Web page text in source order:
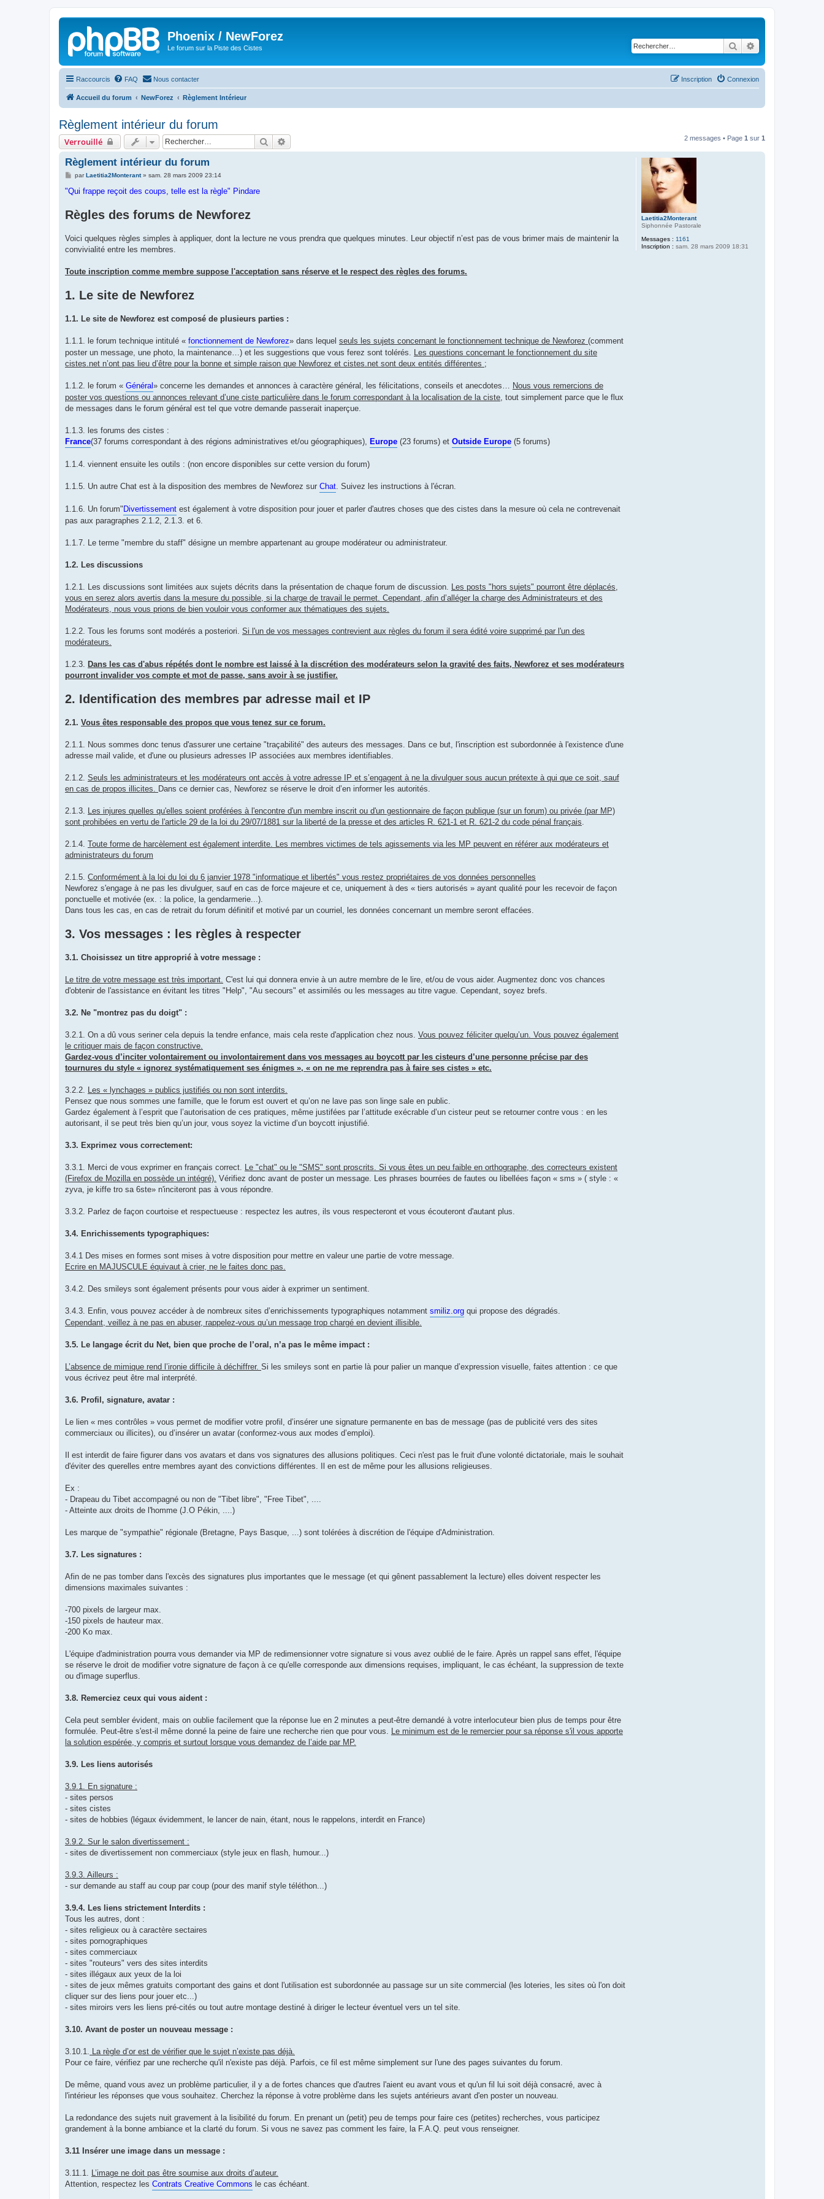
Phoenix / NewForez
Le forum sur la Piste des Cistes Rechercher
Raccourcis FAQ Nous contacter Connexion
Inscription
Accueil du forum NewForez Règlement Intérieur
Règlement intérieur du forum
Verrouillé Rechercher 2 messages • Page 1 sur 1
Laetitia2Monterant
Siphonnée Pastorale
Messages : 1161
Inscription : sam. 28 mars 2009 18:31
Règlement intérieur du forum
M
s
s
g
e
parLaetitia2Monterant» sam. 28 mars 2009 23:14
"Qui frappe reçoit des coups, telle est la règle" Pindare
Règles des forums de Newforez
Voici quelques règles simples à appliquer, dont la lecture ne vous prendra que quelques minutes. Leur objectif n’est pas de vous brimer mais de maintenir la
convivialité entre les membres.
Toute inscription comme membre suppose l'acceptation sans réserve et le respect des règles des forums.
1. Le site de Newforez
1.1. Le site de Newforez est composé de plusieurs parties :
1.1.1. le forum technique intitulé « fonctionnement de Newforez» dans lequel seuls les sujets concernant le fonctionnement technique de Newforez (comment
poster un message, une photo, la maintenance…) et les suggestions que vous ferez sont tolérés. Les questions concernant le fonctionnement du site
cistes.net n’ont pas lieu d’être pour la bonne et simple raison que Newforez et cistes.net sont deux entités différentes ;
1.1.2. le forum « Général» concerne les demandes et annonces à caractère général, les félicitations, conseils et anecdotes… Nous vous remercions de
poster vos questions ou annonces relevant d’une ciste particulière dans le forum correspondant à la localisation de la ciste , tout simplement parce que le flux
de messages dans le forum général est tel que votre demande passerait inaperçue.
1.1.3. les forums des cistes :
France(37 forums correspondant à des régions administratives et/ou géographiques), Europe (23 forums) et Outside Europe (5 forums)
1.1.4. viennent ensuite les outils : (non encore disponibles sur cette version du forum)
1.1.5. Un autre Chat est à la disposition des membres de Newforez sur Chat . Suivez les instructions à l'écran.
1.1.6. Un forum"Divertissement est également à votre disposition pour jouer et parler d'autres choses que des cistes dans la mesure où cela ne contrevenait
pas aux paragraphes 2.1.2, 2.1.3. et 6.
1.1.7. Le terme "membre du staff" désigne un membre appartenant au groupe modérateur ou administrateur.
1.2. Les discussions
1.2.1. Les discussions sont limitées aux sujets décrits dans la présentation de chaque forum de discussion. Les posts "hors sujets" pourront être déplacés,
vous en serez alors avertis dans la mesure du possible, si la charge de travail le permet. Cependant, afin d’alléger la charge des Administrateurs et des
Modérateurs, nous vous prions de bien vouloir vous conformer aux thématiques des sujets.
1.2.2. Tous les forums sont modérés a posteriori. Si l'un de vos messages contrevient aux règles du forum il sera édité voire supprimé par l'un des
modérateurs.
1.2.3. Dans les cas d'abus répétés dont le nombre est laissé à la discrétion des modérateurs selon la gravité des faits, Newforez et ses modérateurs
pourront invalider vos compte et mot de passe, sans avoir à se justifier.
2. Identification des membres par adresse mail et IP
2.1. Vous êtes responsable des propos que vous tenez sur ce forum.
2.1.1. Nous sommes donc tenus d'assurer une certaine "traçabilité" des auteurs des messages. Dans ce but, l'inscription est subordonnée à l'existence d'une
adresse mail valide, et d'une ou plusieurs adresses IP associées aux membres identifiables.
2.1.2. Seuls les administrateurs et les modérateurs ont accès à votre adresse IP et s’engagent à ne la divulguer sous aucun prétexte à qui que ce soit, sauf
en cas de propos illicites. Dans ce dernier cas, Newforez se réserve le droit d’en informer les autorités.
2.1.3. Les injures quelles qu'elles soient proférées à l'encontre d'un membre inscrit ou d'un gestionnaire de façon publique (sur un forum) ou privée (par MP)
sont prohibées en vertu de l'article 29 de la loi du 29/07/1881 sur la liberté de la presse et des articles R. 621-1 et R. 621-2 du code pénal français
2.1.4. Toute forme de harcèlement est également interdite. Les membres victimes de tels agissements via les MP peuvent en référer aux modérateurs et
administrateurs du forum
2.1.5. Conformément à la loi du loi du 6 janvier 1978 "informatique et libertés" vous restez propriétaires de vos données personnelles
Newforez s'engage à ne pas les divulguer, sauf en cas de force majeure et ce, uniquement à des « tiers autorisés » ayant qualité pour les recevoir de façon
ponctuelle et motivée (ex. : la police, la gendarmerie...).
Dans tous les cas, en cas de retrait du forum définitif et motivé par un courriel, les données concernant un membre seront effacées.
3. Vos messages : les règles à respecter
3.1. Choisissez un titre approprié à votre message :
Le titre de votre message est très important. C'est lui qui donnera envie à un autre membre de le lire, et/ou de vous aider. Augmentez donc vos chances
d'obtenir de l'assistance en évitant les titres "Help", "Au secours" et assimilés ou les messages au titre vague. Cependant, soyez brefs.
3.2. Ne "montrez pas du doigt" :
3.2.1. On a dû vous seriner cela depuis la tendre enfance, mais cela reste d'application chez nous. Vous pouvez féliciter quelqu’un. Vous pouvez également
le critiquer mais de façon constructive.
Gardez-vous d’inciter volontairement ou involontairement dans vos messages au boycott par les cisteurs d’une personne précise par des
tournures du style « ignorez systématiquement ses énigmes », « on ne me reprendra pas à faire ses cistes » etc.
3.2.2. Les « lynchages » publics justifiés ou non sont interdits.
Pensez que nous sommes une famille, que le forum est ouvert et qu’on ne lave pas son linge sale en public.
Gardez également à l’esprit que l’autorisation de ces pratiques, même justifées par l’attitude exécrable d’un cisteur peut se retourner contre vous : en les
autorisant, il se peut très bien qu’un jour, vous soyez la victime d’un boycott injustifié.
3.3. Exprimez vous correctement:
3.3.1. Merci de vous exprimer en français correct. Le "chat" ou le "SMS" sont proscrits. Si vous êtes un peu faible en orthographe, des correcteurs existent
(Firefox de Mozilla en possède un intégré). Vérifiez donc avant de poster un message. Les phrases bourrées de fautes ou libellées façon « sms » ( style : «
zyva, je kiffe tro sa 6ste» n'inciteront pas à vous répondre.
3.3.2. Parlez de façon courtoise et respectueuse : respectez les autres, ils vous respecteront et vous écouteront d'autant plus.
3.4. Enrichissements typographiques:
3.4.1 Des mises en formes sont mises à votre disposition pour mettre en valeur une partie de votre message.
Ecrire en MAJUSCULE équivaut à crier, ne le faites donc pas.
3.4.2. Des smileys sont également présents pour vous aider à exprimer un sentiment.
3.4.3. Enfin, vous pouvez accéder à de nombreux sites d’enrichissements typographiques notamment smiliz.org qui propose des dégradés.
Cependant, veillez à ne pas en abuser, rappelez-vous qu’un message trop chargé en devient illisible.
3.5. Le langage écrit du Net, bien que proche de l’oral, n’a pas le même impact :
L’absence de mimique rend l’ironie difficile à déchiffrer. Si les smileys sont en partie là pour palier un manque d’expression visuelle, faites attention : ce que
vous écrivez peut être mal interprété.
3.6. Profil, signature, avatar :
Le lien « mes contrôles » vous permet de modifier votre profil, d’insérer une signature permanente en bas de message (pas de publicité vers des sites
commerciaux ou illicites), ou d’insérer un avatar (conformez-vous aux modes d’emploi).
Il est interdit de faire figurer dans vos avatars et dans vos signatures des allusions politiques. Ceci n'est pas le fruit d'une volonté dictatoriale, mais le souhait
d'éviter des querelles entre membres ayant des convictions différentes. Il en est de même pour les allusions religieuses.
Ex :
- Drapeau du Tibet accompagné ou non de "Tibet libre", "Free Tibet", ....
- Atteinte aux droits de l'homme (J.O Pékin, ....)
Les marque de "sympathie" régionale (Bretagne, Pays Basque, ...) sont tolérées à discrétion de l'équipe d'Administration.
3.7. Les signatures :
Afin de ne pas tomber dans l'excès des signatures plus importantes que le message (et qui gênent passablement la lecture) elles doivent respecter les
dimensions maximales suivantes :
-700 pixels de largeur max.
-150 pixels de hauteur max.
-200 Ko max.
L'équipe d'administration pourra vous demander via MP de redimensionner votre signature si vous avez oublié de le faire. Après un rappel sans effet, l'équipe
se réserve le droit de modifier votre signature de façon à ce qu'elle corresponde aux dimensions requises, impliquant, le cas échéant, la suppression de texte
ou d'image superflus.
3.8. Remerciez ceux qui vous aident :
Cela peut sembler évident, mais on oublie facilement que la réponse lue en 2 minutes a peut-être demandé à votre interlocuteur bien plus de temps pour être
formulée. Peut-être s'est-il même donné la peine de faire une recherche rien que pour vous. Le minimum est de le remercier pour sa réponse s'il vous apporte
la solution espérée, y compris et surtout lorsque vous demandez de l’aide par MP.
3.9. Les liens autorisés
3.9.1. En signature :
- sites persos
- sites cistes
- sites de hobbies (légaux évidemment, le lancer de nain, étant, nous le rappelons, interdit en France)
3.9.2. Sur le salon divertissement :
- sites de divertissement non commerciaux (style jeux en flash, humour...)
3.9.3. Ailleurs :
- sur demande au staff au coup par coup (pour des manif style téléthon...)
3.9.4. Les liens strictement Interdits :
Tous les autres, dont :
- sites religieux ou à caractère sectaires
- sites pornographiques
- sites commerciaux
- sites "routeurs" vers des sites interdits
- sites illégaux aux yeux de la loi
- sites de jeux mêmes gratuits comportant des gains et dont l'utilisation est subordonnée au passage sur un site commercial (les loteries, les sites où l'on doit
cliquer sur des liens pour jouer etc...)
- sites miroirs vers les liens pré-cités ou tout autre montage destiné à diriger le lecteur éventuel vers un tel site.
3.10. Avant de poster un nouveau message :
3.10.1.
La règle d’or est de vérifier que le sujet n’existe pas déjà.
Pour ce faire, vérifiez par une recherche qu'il n'existe pas déjà. Parfois, ce fil est même simplement sur l'une des pages suivantes du forum.
De même, quand vous avez un problème particulier, il y a de fortes chances que d'autres l'aient eu avant vous et qu'un fil lui soit déjà consacré, avec à
l'intérieur les réponses que vous souhaitez. Cherchez la réponse à votre problème dans les sujets antérieurs avant d'en poster un nouveau.
La redondance des sujets nuit gravement à la lisibilité du forum. En prenant un (petit) peu de temps pour faire ces (petites) recherches, vous participez
grandement à la bonne ambiance et la clarté du forum. Si vous ne savez pas comment les faire, la F.A.Q. peut vous renseigner.
3.11 Insérer une image dans un message :
3.11.1. L’image ne doit pas être soumise aux droits d’auteur.
Attention, respectez les Contrats Creative Commons le cas échéant.